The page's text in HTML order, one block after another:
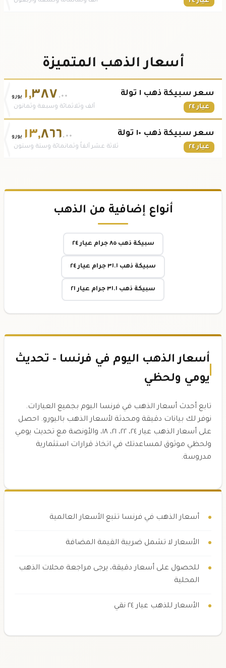
أسعار الذهب المتميزة
سعر سبيكة ذهب ١ تولة
عيار ٢٤
١,٣٨٧ .٠٠ يورو
ألف وثلاثمائة وسبعة وثمانون
سعر سبيكة ذهب ١٠ تولة
عيار ٢٤
١٣,٨٦٦.٠٠ يورو
ثلاثة عشر ألفاً وثمانمائة وستة وستون
أنواع إضافية من الذهب
سبيكة ذهب ٨٥ جرام عيار ٢٤
سبيكة ذهب ٣١.١ جرام عيار ٢٤
سبيكة ذهب ٣١.١ جرام عيار ٢١
أسعار الذهب اليوم في فرنسا - تحديث
يومي ولحظي
تابع أحدث أسعار الذهب في فرنسا اليوم بجميع العيارات.
نوفر لك بيانات دقيقة ومحدثة لأسعار الذهب باليورو. احصل
على أسعار الذهب عيار ٢٤، ٢٢، ٢١، ١٨، والأونصة مع تحديث يومي
ولحظي موثوق لمساعدتك في اتخاذ قرارات استثمارية
مدروسة.
أسعار الذهب في فرنسا تتبع الأسعار العالمية
الأسعار لا تشمل ضريبة القيمة المضافة
للحصول على أسعار دقيقة، يرجى مراجعة محلات الذهب
المحلية
الأسعار للذهب عيار ٢٤ نقي